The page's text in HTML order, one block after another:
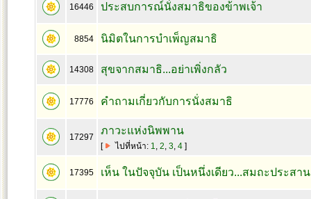
16446 ประสบการณ์นั่งสมาธิของข้าพเจ้า
8854 นิมิตในการบำเพ็ญสมาธิ
14308 สุขจากสมาธิ...อย่าเพิ่งกลัว
17776 คำถามเกี่ยวกับการนั่งสมาธิ
17297
ภาวะแห่งนิพพาน
[ ไปที่หน้า: 1, 2, 3, 4]
17395 เห็น ในปัจจุบัน เป็นหนึ่งเดียว...สมถะประสา